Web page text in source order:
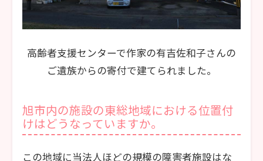
高齢者支援センターで作家の有吉佐和子さんの
ご遺族からの寄付で建てられました。
旭市内の施設の東総地域における位置付
けはどうなっていますか。
この地域に当法人ほどの規模の障害者施設はな